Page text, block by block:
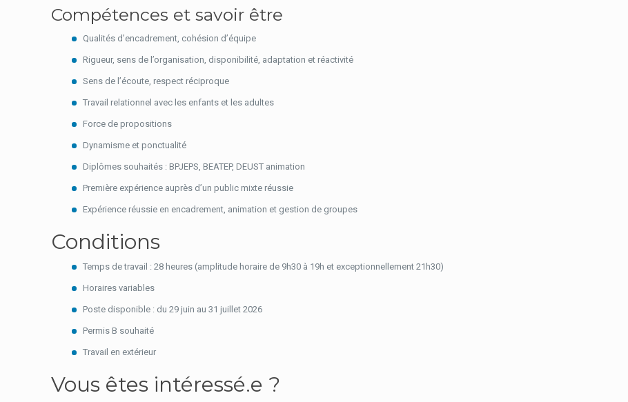
Compétences et savoir être
Qualités d’encadrement, cohésion d’équipe
Rigueur, sens de l’organisation, disponibilité, adaptation et réactivité
Sens de l’écoute, respect réciproque
Travail relationnel avec les enfants et les adultes
Force de propositions
Dynamisme et ponctualité
Diplômes souhaités : BPJEPS, BEATEP, DEUST animation
Première expérience auprès d’un public mixte réussie
Expérience réussie en encadrement, animation et gestion de groupes
Conditions
Temps de travail : 28 heures (amplitude horaire de 9h30 à 19h et exceptionnellement 21h30)
Horaires variables
Poste disponible : du 29 juin au 31 juillet 2026
Permis B souhaité
Travail en extérieur
Vous êtes intéressé.e ?